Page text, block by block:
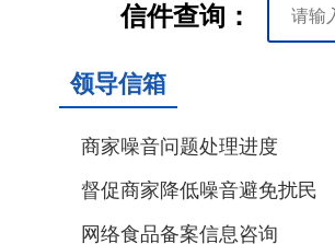
信件查询：
领导信箱
商家噪音问题处理进度
督促商家降低噪音避免扰民
网络食品备案信息咨询